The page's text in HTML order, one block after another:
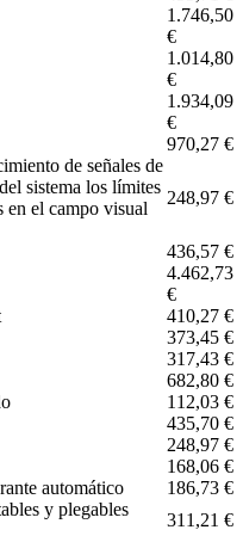
1.746,50
€
1.014,80
€
1.934,09
€
970,27 €
de señales de
sistema los límites
en el campo visual
248,97 €
436,57 €
4.462,73
€
410,27 €
373,45 €
317,43 €
682,80 €
112,03 €
435,70 €
248,97 €
168,06 €
automático
186,73 €
y plegables
311,21 €